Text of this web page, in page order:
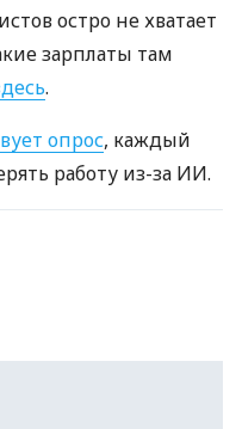
остро не хватает
зарплаты там
.
опрос, каждый
работу из-за ИИ.